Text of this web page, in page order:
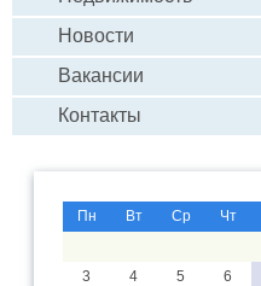
Новости
Вакансии
Контакты
Пн Вт Ср Чт
3
4 5 6